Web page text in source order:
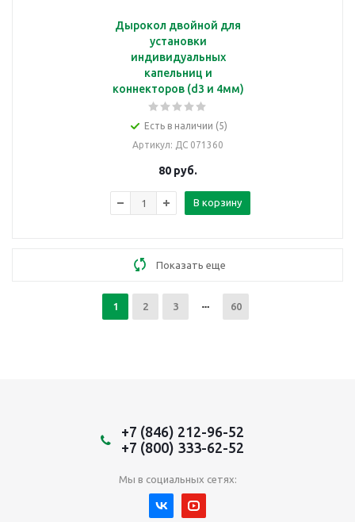
Дырокол двойной для
установки
индивидуальных
капельниц и
коннекторов (d3 и 4мм)
Есть в наличии (5)
Артикул: ДС 071360
80 руб.
В корзину
Показать еще
1 2 3 60
+7 (846) 212-96-52
+7 (800) 333-62-52
Мы в социальных сетях: